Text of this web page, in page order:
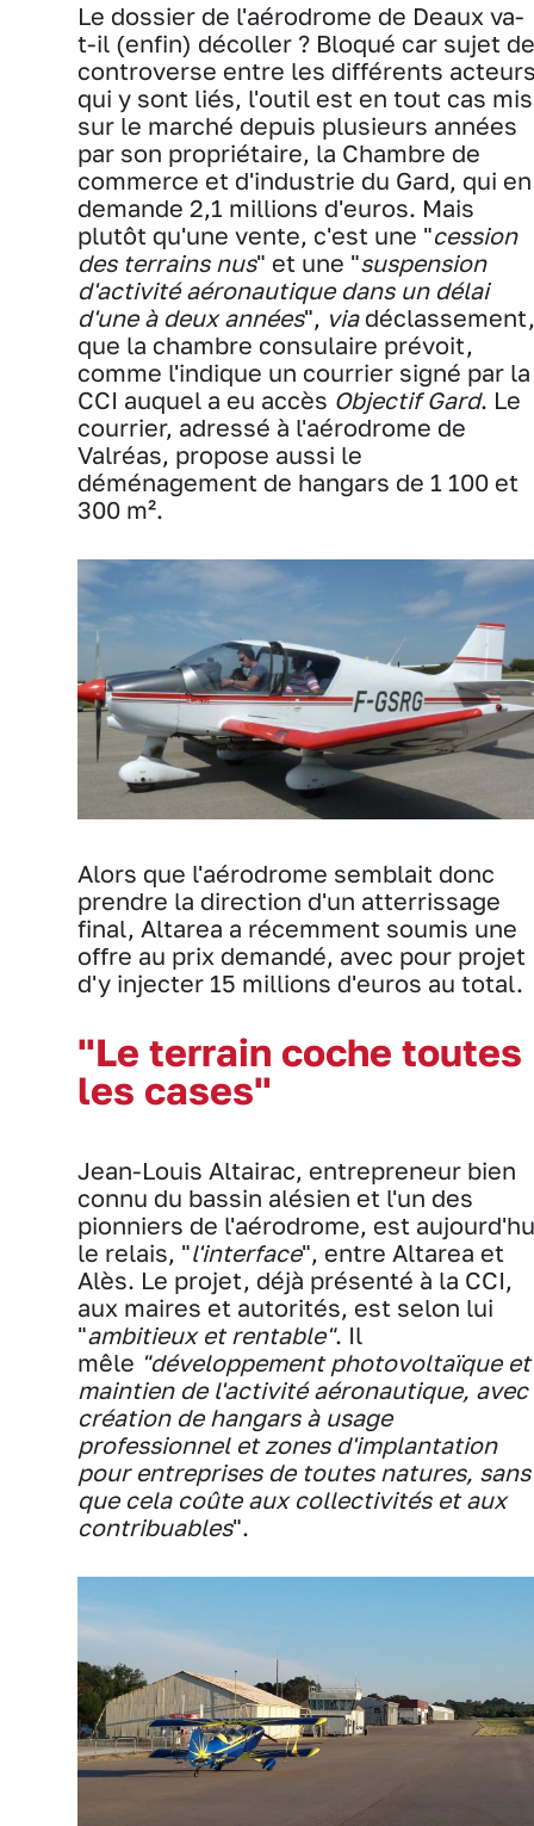
Le dossier de l'aérodrome de Deaux va-
t-il (enfin) décoller ? Bloqué car sujet de
controverse entre les différents
qui y sont liés, l'outil est en tout cas mis
sur le marché depuis plusieurs années
par son propriétaire, la Chambre de
commerce et d'industrie du Gard, qui en
demande 2,1 millions d'euros. Mais
plutôt qu'une vente, c'est une "cession
des terrains nus" et une "suspension
d'activité aéronautique dans un délai
d'une à deux années", viadéclassement,
que la chambre consulaire prévoit,
comme l'indique un courrier signé par la
CCI auquel a eu accès Objectif Gard. Le
courrier, adressé à l'aérodrome de
Valréas, propose aussi le
déménagement de hangars de 1 100 et
300 m².
Alors que l'aérodrome semblait donc
prendre la direction d'un atterrissage
final, Altarea a récemment soumis une
offre au prix demandé, avec pour projet
d'y injecter 15 millions d'euros au total.
"Le terrain coche toutes
les cases"
Jean-Louis Altairac, entrepreneur bien
connu du bassin alésien et l'un des
pionniers de l'aérodrome, est
le relais, "l'interface", entre Altarea et
Alès. Le projet, déjà présenté à la CCI,
aux maires et autorités, est selon lui
"ambitieux et rentable". Il
mêle "développement photovoltaïque et
maintien de l'activité aéronautique, avec
création de hangars à usage
professionnel et zones d'implantation
pour entreprises de toutes natures, sans
que cela coûte aux collectivités et aux
contribuables".